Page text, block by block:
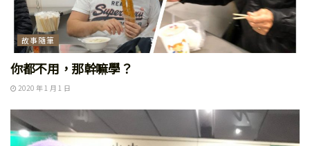
故事隨筆
你都不用，那幹嘛學？
2020 年 1 月 1 日